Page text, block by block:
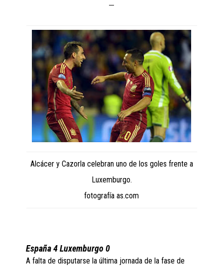
Alcácer y Cazorla celebran uno de los goles frente a
Luxemburgo.
fotografía as.com
España 4 Luxemburgo 0
A falta de disputarse la última jornada de la fase de